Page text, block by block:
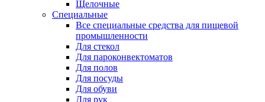
Щелочные
Специальные
Все специальные средства для пищевой
промышленности
Для стекол
Для пароконвектоматов
Для полов
Для посуды
Для обуви
Для рук